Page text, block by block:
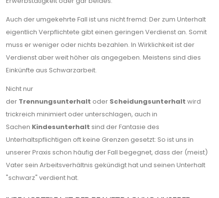
Auch der umgekehrte Fall ist uns nicht fremd: Der zum Unterhalt
eigentlich Verpflichtete gibt einen geringen Verdienst an. Somit
muss er weniger oder nichts bezahlen. In Wirklichkeit ist der
Verdienst aber weit höher als angegeben. Meistens sind dies
Einkünfte aus Schwarzarbeit.
Nicht nur
der Trennungsunterhalt oder Scheidungsunterhalt wird
trickreich minimiert oder unterschlagen, auch in
Sachen Kindesunterhalt sind der Fantasie des
Unterhaltspflichtigen oft keine Grenzen gesetzt: So ist uns in
unserer Praxis schon häufig der Fall begegnet, dass der (meist)
Vater sein Arbeitsverhältnis gekündigt hat und seinen Unterhalt
"schwarz" verdient hat.